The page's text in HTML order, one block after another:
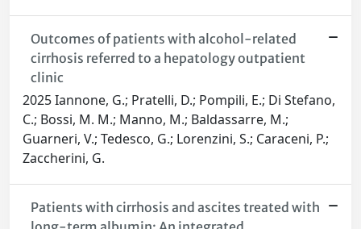
Outcomes of patients with alcohol-related
cirrhosis referred to a hepatology outpatient
clinic
2025 Iannone, G.; Pratelli, D.; Pompili, E.; Di Stefano,
C.; Bossi, M. M.; Manno, M.; Baldassarre, M.;
Guarneri, V.; Tedesco, G.; Lorenzini, S.; Caraceni, P.;
Zaccherini, G.
Patients with cirrhosis and ascites treated with